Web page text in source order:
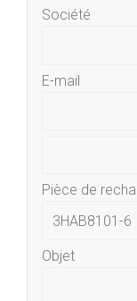
Société
E-mail
Pièce de
Objet